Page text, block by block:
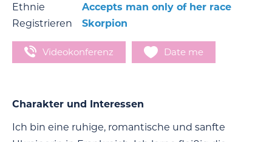
Ethnie
Accepts man only of her race
Registrieren
Skorpion
Videokonferenz Date me
Charakter und Interessen
Ich bin eine ruhige, romantische und sanfte